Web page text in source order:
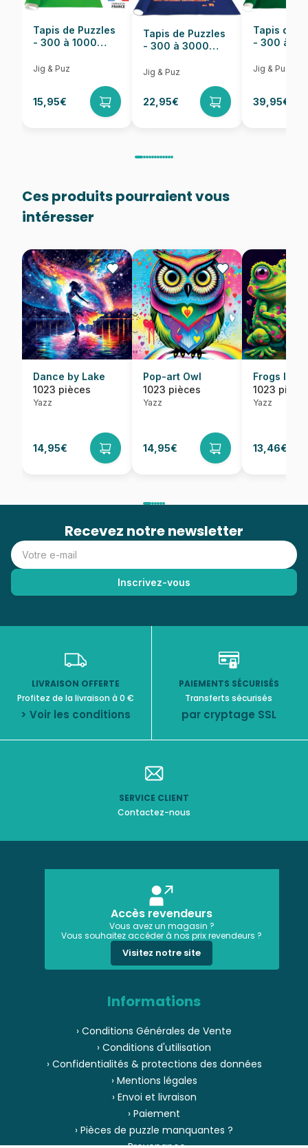
Tapis de Puzzles
- 300 à 1000
Jig & Puz
15,95€
Tapis de Puzzles
- 300 à 3000
Jig & Puz
22,95€
Tapis de
- 300 à
Jig & Puz
39,95€
Ces produits pourraient vous
intéresser
Dance by Lake
1023 pièces
Yazz
14,95€
Pop-art Owl
1023 pièces
Yazz
14,95€
Frogs In
1023
Yazz
13,46€
Recevez notre newsletter
LIVRAISON OFFERTE
Profitez de la livraison à 0 €
> Voir les conditions
PAIEMENTS SÉCURISÉS
Transferts sécurisés
par cryptage SSL
SERVICE CLIENT
Contactez-nous
Accès revendeurs
Vous avez un magasin ?
Vous souhaitez accéder à nos prix revendeurs ?
Visitez notre site
Informations
› Conditions Générales de Vente
› Conditions d'utilisation
› Confidentialités & protections des données
› Mentions légales
› Envoi et livraison
› Paiement
› Pièces de puzzle manquantes ?